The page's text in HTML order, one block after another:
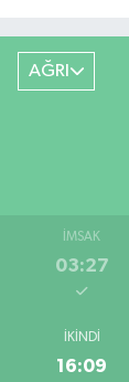
AĞRI
İMSAK
03:27
İKINDI
16:09